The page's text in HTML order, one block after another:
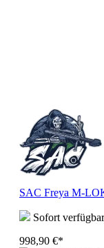
SAC Freya M-
Sofort verfügbar
998,90 €*